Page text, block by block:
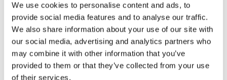
We use cookies to personalise content and ads, to
provide social media features and to analyse our traffic.
We also share information about your use of our site with
our social media, advertising and analytics partners who
may combine it with other information that you’ve
provided to them or that they’ve collected from your use
of their services.
esigenze, e non abbiamo sprecato nulla. Una
volta, quando siamo arrivati ​​in un porto della
Croazia, gli ufficiali portuali ci hanno regalato
una scorta d’acqua gratuita per tutta la durata
della nostra sosta.